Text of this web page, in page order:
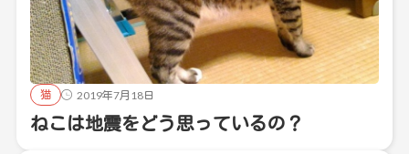
猫 2019年7月18日
ねこは地震をどう思っているの？